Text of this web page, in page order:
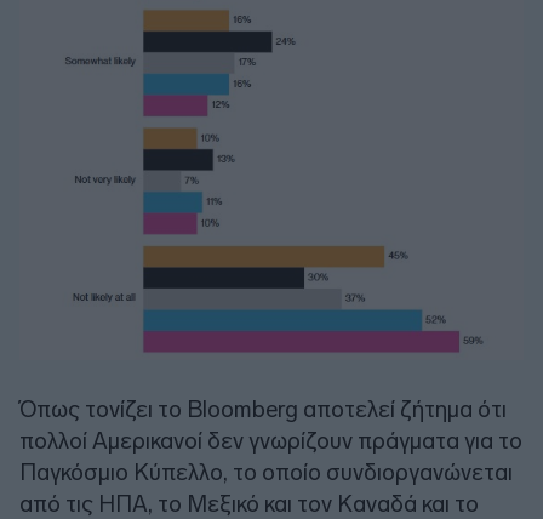
Όπως τονίζει το Bloomberg αποτελεί ζήτημα ότι
πολλοί Αμερικανοί δεν γνωρίζουν πράγματα για το
Παγκόσμιο Κύπελλο, το οποίο συνδιοργανώνεται
από τις ΗΠΑ, το Μεξικό και τον Καναδά και το